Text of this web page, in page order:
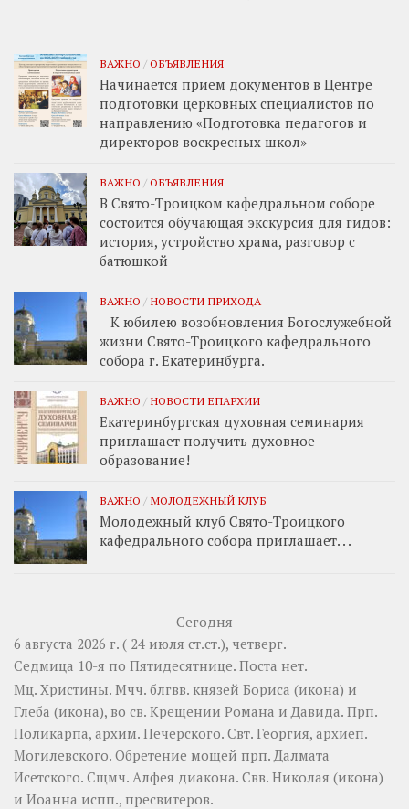
ВАЖНО / ОБЪЯВЛЕНИЯ
Начинается прием документов в Центре
подготовки церковных специалистов по
направлению «Подготовка педагогов и
директоров воскресных школ»
ВАЖНО / ОБЪЯВЛЕНИЯ
В Свято-Троицком кафедральном соборе
состоится обучающая экскурсия для гидов:
история, устройство храма, разговор с
батюшкой
ВАЖНО / НОВОСТИ ПРИХОДА
К юбилею возобновления Богослужебной
жизни Свято-Троицкого кафедрального
собора г. Екатеринбурга.
ВАЖНО / НОВОСТИ ЕПАРХИИ
Екатеринбургская духовная семинария
приглашает получить духовное
образование!
ВАЖНО / МОЛОДЕЖНЫЙ КЛУБ
Молодежный клуб Свято-Троицкого
кафедрального собора приглашает. . .
Сегодня
6 августа 2026 г. ( 24 июля ст.ст.), четверг.
Седмица 10-я по Пятидесятнице. Поста нет.
Мц. Христины. Мчч. блгвв. князей Бориса (икона) и
Глеба (икона), во св. Крещении Романа и Давида. Прп.
Поликарпа, архим. Печерского. Свт. Георгия, архиеп.
Могилевского. Обретение мощей прп. Далмата
Исетского. Сщмч. Алфея диакона. Свв. Николая (икона)
и Иоанна испп., пресвитеров.